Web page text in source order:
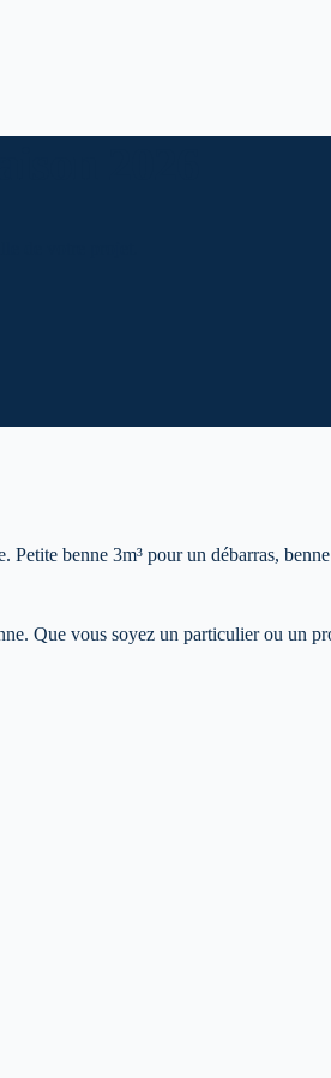
benne 3m³ pour un débarras,
Que vous soyez un particulier ou un